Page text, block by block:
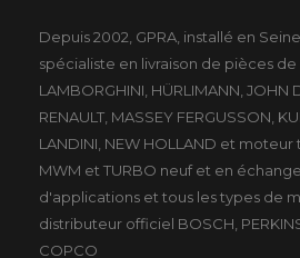
Depuis 2002, GPRA, installé en
spécialiste en livraison de pièces
LAMBORGHINI, HÜRLIMANN, JOHN
RENAULT, MASSEY FERGUSSON,
LANDINI, NEW HOLLAND et
MWM et TURBO neuf et en
d'applications et tous les types de
distributeur officiel BOSCH,
COPCO